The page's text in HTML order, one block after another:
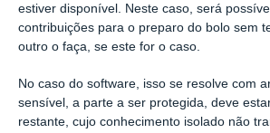
estiver disponível. Neste caso, será
contribuições para o preparo do bolo sem
outro o faça, se este for o caso.
No caso do software, isso se resolve com
sensível, a parte a ser protegida, deve
restante, cujo conhecimento isolado não